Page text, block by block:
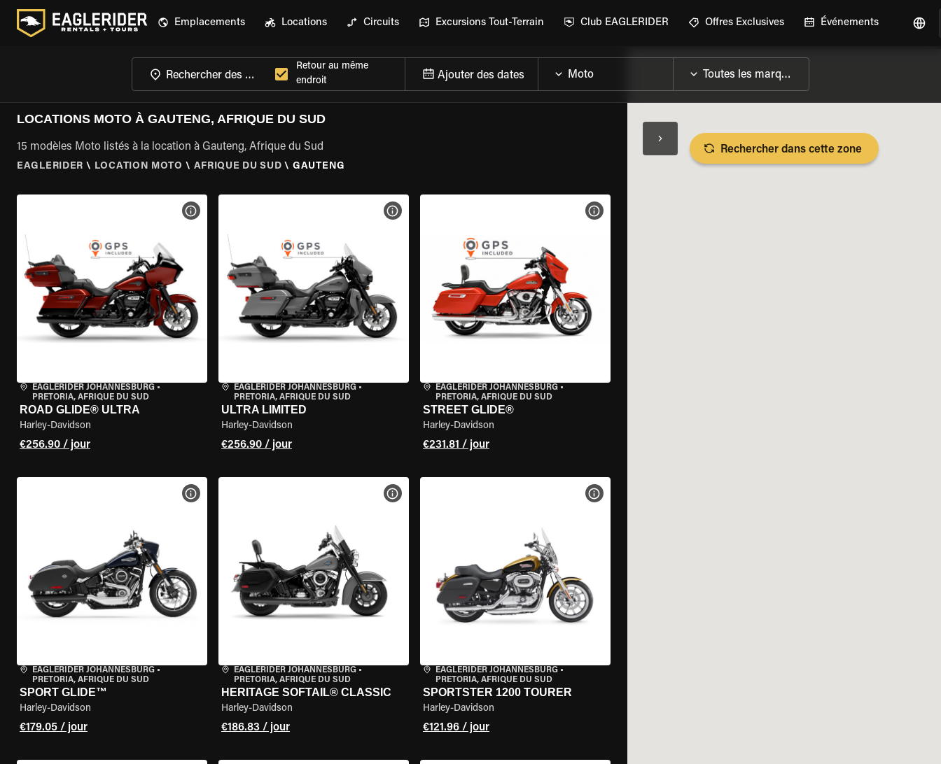
Emplacements Locations Circuits Excursions Tout-Terrain Club EAGLERIDER Offres Exclusives Événements
Retour au même
endroit
Ajouter des dates
LOCATIONS MOTO À GAUTENG, AFRIQUE DU SUD
15 modèles Moto listés à la location à Gauteng, Afrique du Sud
EAGLERIDER \ LOCATION MOTO \ AFRIQUE DU SUD \ GAUTENG
EAGLERIDER JOHANNESBURG •
PRETORIA, AFRIQUE DU SUD
ROAD GLIDE® ULTRA
Harley-Davidson
€256.90 / jour
VOIR LES SPÉCIFICATIONS DE LA MOTO
EAGLERIDER JOHANNESBURG•
PRETORIA, AFRIQUE DU SUD
ULTRA LIMITED
Harley-Davidson
€256.90 / jour
VOIR LES SPÉCIFICATIONS DE LA MOTO
EAGLERIDER JOHANNESBURG•
PRETORIA, AFRIQUE DU SUD
STREET GLIDE®
Harley-Davidson
€231.81 / jour
VOIR LES SPÉCIFICATIONS DE LA MOTO
EAGLERIDER JOHANNESBURG •
PRETORIA, AFRIQUE DU SUD
SPORT GLIDE™
Harley-Davidson
€179.05 / jour
VOIR LES SPÉCIFICATIONS DE LA MOTO
EAGLERIDER JOHANNESBURG•
PRETORIA, AFRIQUE DU SUD
HERITAGE SOFTAIL® CLASSIC
Harley-Davidson
€186.83 / jour
VOIR LES SPÉCIFICATIONS DE LA MOTO
EAGLERIDER JOHANNESBURG•
PRETORIA, AFRIQUE DU SUD
SPORTSTER 1200 TOURER
Harley-Davidson
€121.96 / jour
VOIR LES SPÉCIFICATIONS DE LA MOTO
Rechercher dans cette zone